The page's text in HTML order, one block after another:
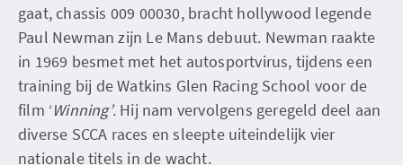
gaat, chassis 009 00030, bracht hollywood legende
Paul Newman zijn Le Mans debuut. Newman raakte
in 1969 besmet met het autosportvirus, tijdens een
training bij de Watkins Glen Racing School voor de
film ‘Winning’. Hij nam vervolgens geregeld deel aan
diverse SCCA races en sleepte uiteindelijk vier
nationale titels in de wacht.